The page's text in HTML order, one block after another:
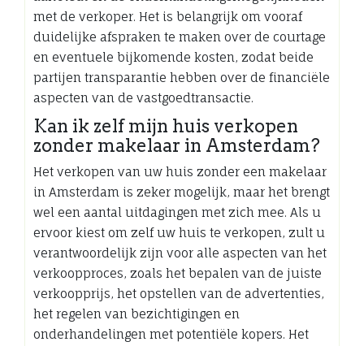
met de verkoper. Het is belangrijk om vooraf
duidelijke afspraken te maken over de courtage
en eventuele bijkomende kosten, zodat beide
partijen transparantie hebben over de financiële
aspecten van de vastgoedtransactie.
Kan ik zelf mijn huis verkopen
zonder makelaar in Amsterdam?
Het verkopen van uw huis zonder een makelaar
in Amsterdam is zeker mogelijk, maar het brengt
wel een aantal uitdagingen met zich mee. Als u
ervoor kiest om zelf uw huis te verkopen, zult u
verantwoordelijk zijn voor alle aspecten van het
verkoopproces, zoals het bepalen van de juiste
verkoopprijs, het opstellen van de advertenties,
het regelen van bezichtigingen en
onderhandelingen met potentiële kopers. Het